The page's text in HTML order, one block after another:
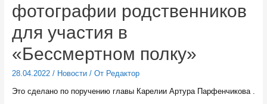
фотографии родственников
для участия в
«Бессмертном полку»
28.04.2022/ Новости/ От Редактор
Это сделано по поручению главы Карелии Артура Парфенчикова .